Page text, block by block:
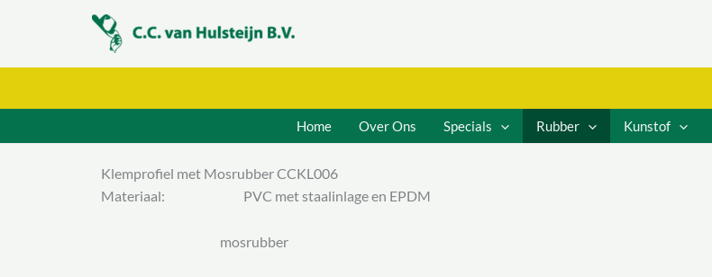
Home Over Ons Specials Rubber Kunstof
Klemprofiel met Mosrubber CCKL006
Materiaal: PVC met staalinlage en EPDM
mosrubber